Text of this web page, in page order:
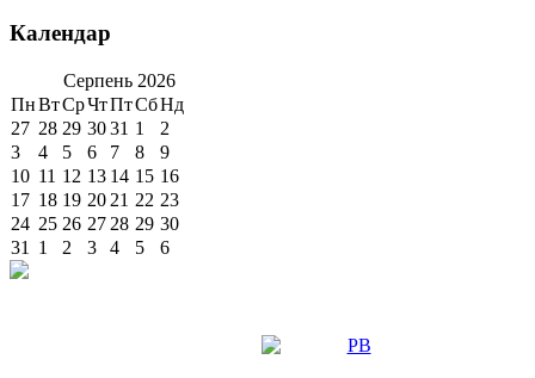
Календар
Серпень 2026
ПнВтСрЧтПтСбНд
27 28 29 3031 1
2
3
4 5 6 7 8
9
10 11 12 13 14 15 16
17 18 19 20 21 22 23
24 25 26 27 28 29 30
31
1 2 3 4 5 6